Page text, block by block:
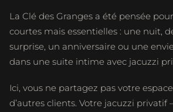
La Clé des Granges a été pensée
courtes mais essentielles : une nuit,
surprise, un anniversaire ou une
dans une suite intime avec jacuzzi
Ici, vous ne partagez pas votre
d’autres clients. Votre jacuzzi